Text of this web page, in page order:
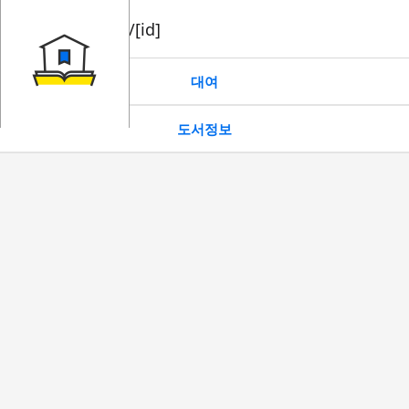
book/rent/[id]
대여
도서정보